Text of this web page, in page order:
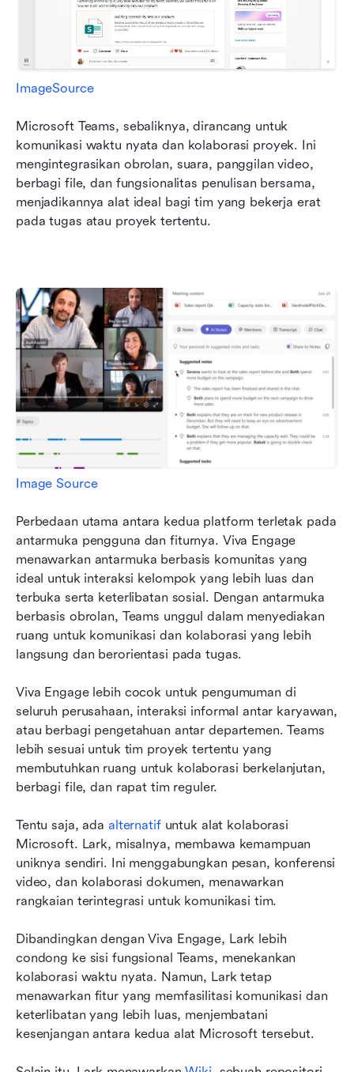
ImageSource
Microsoft Teams, sebaliknya, dirancang untuk
komunikasi waktu nyata dan kolaborasi proyek. Ini
mengintegrasikan obrolan, suara, panggilan video,
berbagi file, dan fungsionalitas penulisan bersama,
menjadikannya alat ideal bagi tim yang bekerja erat
pada tugas atau proyek tertentu.
Image Source
Perbedaan utama antara kedua platform terletak pada
antarmuka pengguna dan fiturnya. Viva Engage
menawarkan antarmuka berbasis komunitas yang
ideal untuk interaksi kelompok yang lebih luas dan
terbuka serta keterlibatan sosial. Dengan antarmuka
berbasis obrolan, Teams unggul dalam menyediakan
ruang untuk komunikasi dan kolaborasi yang lebih
langsung dan berorientasi pada tugas.
Viva Engage lebih cocok untuk pengumuman di
seluruh perusahaan, interaksi informal antar karyawan,
atau berbagi pengetahuan antar departemen. Teams
lebih sesuai untuk tim proyek tertentu yang
membutuhkan ruang untuk kolaborasi berkelanjutan,
berbagi file, dan rapat tim reguler.
Tentu saja, ada alternatif untuk alat kolaborasi
Microsoft. Lark, misalnya, membawa kemampuan
uniknya sendiri. Ini menggabungkan pesan, konferensi
video, dan kolaborasi dokumen, menawarkan
rangkaian terintegrasi untuk komunikasi tim.
Dibandingkan dengan Viva Engage, Lark lebih
condong ke sisi fungsional Teams, menekankan
kolaborasi waktu nyata. Namun, Lark tetap
menawarkan fitur yang memfasilitasi komunikasi dan
keterlibatan yang lebih luas, menjembatani
kesenjangan antara kedua alat Microsoft tersebut.